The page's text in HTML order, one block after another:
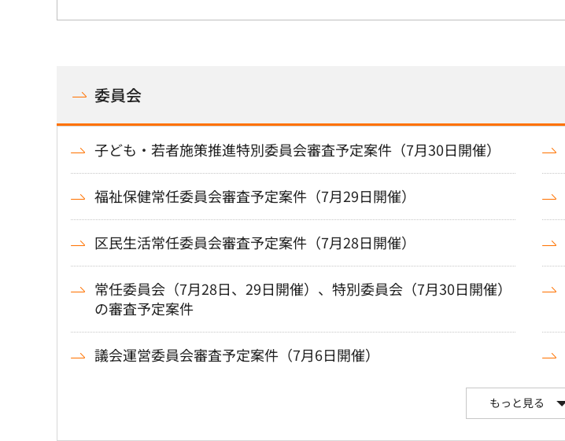
委員会
子ども・若者施策推進特別委員会審査予定案件（7月30日開催）
福祉保健常任委員会審査予定案件（7月29日開催）
区民生活常任委員会審査予定案件（7月28日開催）
常任委員会（7月28日、29日開催）、特別委員会（7月30日開催）
の審査予定案件
議会運営委員会審査予定案件（7月6日開催）
もっと見る